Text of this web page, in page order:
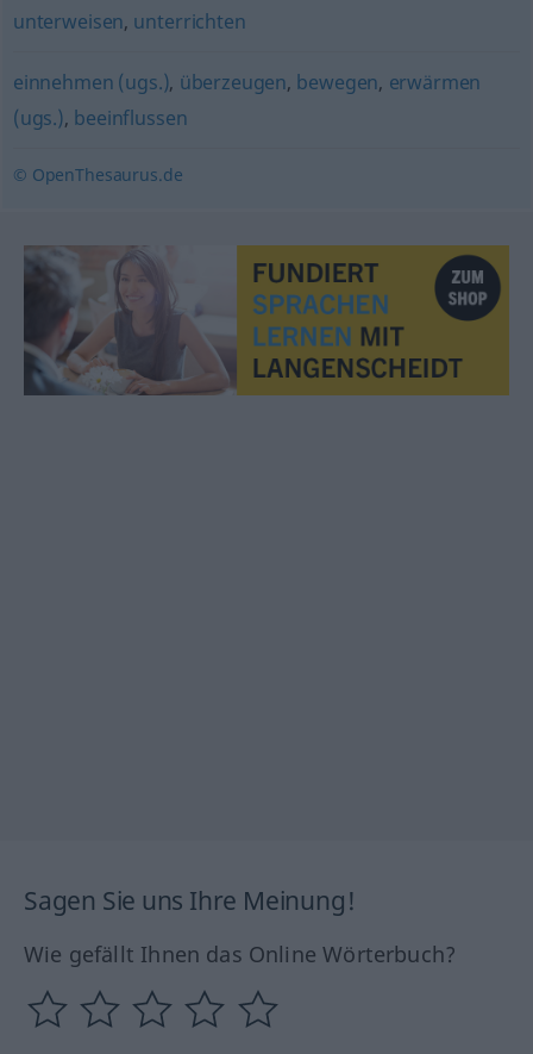
unterweisen, unterrichten
einnehmen (ugs.), überzeugen, bewegen, erwärmen
(ugs.), beeinflussen
© OpenThesaurus.de
Sagen Sie uns Ihre Meinung!
Wie gefällt Ihnen das Online Wörterbuch?